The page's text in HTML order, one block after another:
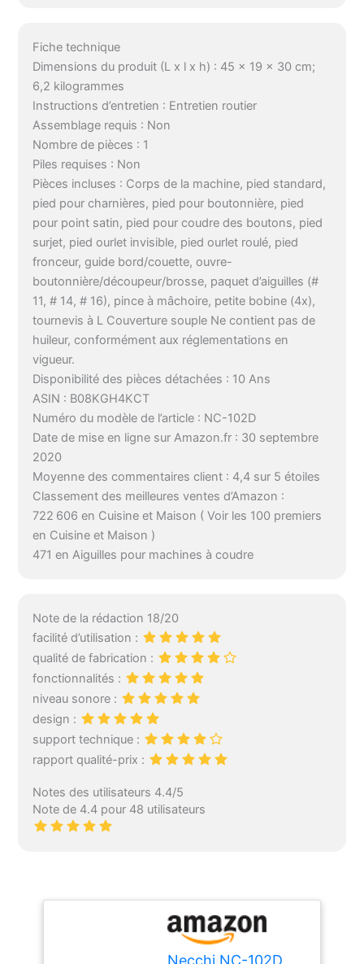
Fiche technique
Dimensions du produit (L x l x h) : 45 x 19 x 30 cm;
6,2 kilogrammes
Instructions d’entretien : Entretien routier
Assemblage requis : Non
Nombre de pièces : 1
Piles requises : Non
Pièces incluses : Corps de la machine, pied standard,
pied pour charnières, pied pour boutonnière, pied
pour point satin, pied pour coudre des boutons, pied
surjet, pied ourlet invisible, pied ourlet roulé, pied
fronceur, guide bord/couette, ouvre-
boutonnière/découpeur/brosse, paquet d’aiguilles (#
11, # 14, # 16), pince à mâchoire, petite bobine (4x),
tournevis à L Couverture souple Ne contient pas de
huileur, conformément aux réglementations en
vigueur.
Disponibilité des pièces détachées : 10 Ans
ASIN : B08KGH4KCT
Numéro du modèle de l’article : NC-102D
Date de mise en ligne sur Amazon.fr : 30 septembre
2020
Moyenne des commentaires client : 4,4 sur 5 étoiles
Classement des meilleures ventes d’Amazon :
722 606 en Cuisine et Maison ( Voir les 100 premiers
en Cuisine et Maison )
471 en Aiguilles pour machines à coudre
Note de la rédaction 18/20
facilité d’utilisation :
qualité de fabrication :
fonctionnalités :
niveau sonore :
design :
support technique :
rapport qualité-prix :
Notes des utilisateurs 4.4/5
Note de 4.4 pour 48 utilisateurs
Necchi NC-102D